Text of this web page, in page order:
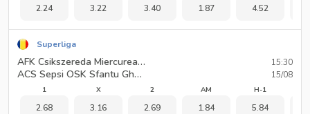
2.24 3.22 3.40 1.87 4.52
Superliga
AFK Csikszereda Miercurea Ciuc
ACS Sepsi OSK Sfantu Gheorghe
15:30
15/08
1
2.68
X
3.16
2
2.69
AM
1.84
H-1
5.84